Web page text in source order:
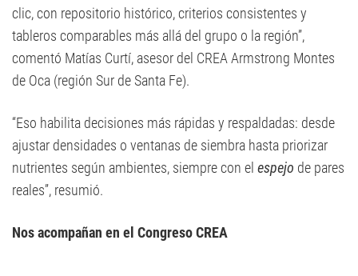
clic, con repositorio histórico, criterios consistentes y
tableros comparables más allá del grupo o la región”,
comentó Matías Curtí, asesor del CREA Armstrong Montes
de Oca (región Sur de Santa Fe).
“Eso habilita decisiones más rápidas y respaldadas: desde
ajustar densidades o ventanas de siembra hasta priorizar
nutrientes según ambientes, siempre con el espejo de pares
reales”, resumió.
Nos acompañan en el Congreso CREA